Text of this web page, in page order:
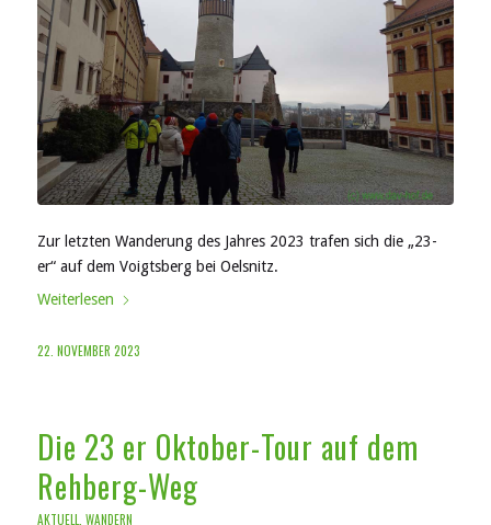
Zur letzten Wanderung des Jahres 2023 trafen sich die „23-
er“ auf dem Voigtsberg bei Oelsnitz.
Weiterlesen
22. NOVEMBER 2023
Die 23 er Oktober-Tour auf dem
Rehberg-Weg
AKTUELL WANDERN